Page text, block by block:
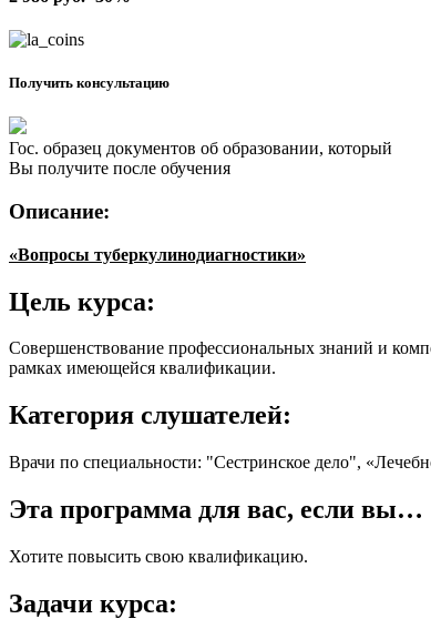
Получить консультацию
Гос. образец документов об образовании, который
Вы получите после обучения
Описание:
«Вопросы туберкулинодиагностики»
Цель курса:
Совершенствование профессиональных знаний и
рамках имеющейся квалификации.
Категория слушателей:
Врачи по специальности: "Сестринское дело",
Эта программа для вас, если вы…
Хотите повысить свою квалификацию.
Задачи курса: